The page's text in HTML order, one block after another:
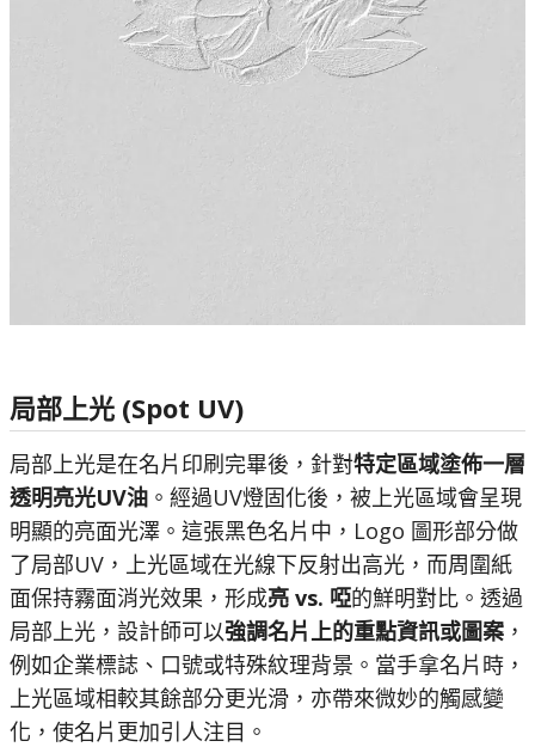
局部上光 (Spot UV)
局部上光是在名片印刷完畢後，針對特定區域塗佈一層
透明亮光UV油 。經過UV燈固化後，被上光區域會呈現
明顯的亮面光澤。這張黑色名片中，Logo 圖形部分做
了局部UV，上光區域在光線下反射出高光，而周圍紙
面保持霧面消光效果，形成亮 vs. 啞的鮮明對比。透過
局部上光，設計師可以強調名片上的重點資訊或圖案 ，
例如企業標誌、口號或特殊紋理背景。當手拿名片時，
上光區域相較其餘部分更光滑，亦帶來微妙的觸感變
化，使名片更加引人注目。